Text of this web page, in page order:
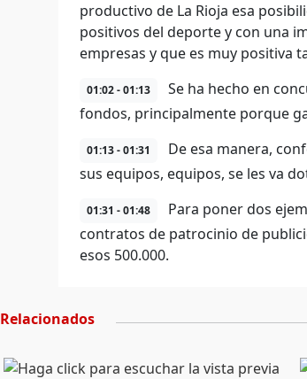
productivo de La Rioja esa
positivos del deporte y con una
empresas y que es muy positiva
01:02 - 01:13
Se ha hecho en
fondos, principalmente porque
01:13 - 01:31
De esa manera,
sus equipos, equipos, se les va
01:31 - 01:48
Para poner dos
contratos de patrocinio de
esos 500.000.
Relacionados